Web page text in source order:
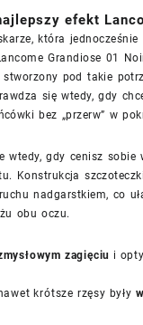
efekt
która
Grandiose 01
pod takie
się wtedy, gdy
bez „przerw” w
wtedy, gdy cenisz sobie
Konstrukcja
nadgarstkiem, co
obu oczu.
zagięciu i
krótsze rzęsy były